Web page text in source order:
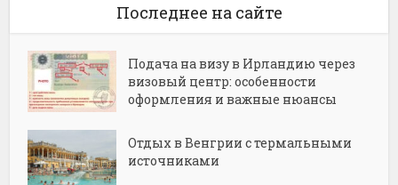
Последнее на сайте
Подача на визу в Ирландию через
визовый центр: особенности
оформления и важные нюансы
Отдых в Венгрии с термальными
источниками